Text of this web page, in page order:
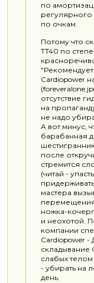
по
регулярного
по очкам.
Потому что
TT40 по
Cardiopower
отсутствие
на
не надо
А вот минус,
барабанная
после
стремится
(читай -
мастера
перемещения
ножка-
и неохотой.
компании
Cardiopower
складывание
слабых
- убирать на
день.